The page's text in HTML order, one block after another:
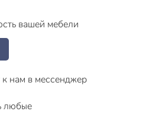
вашей мебели
нам в мессенджер
любые